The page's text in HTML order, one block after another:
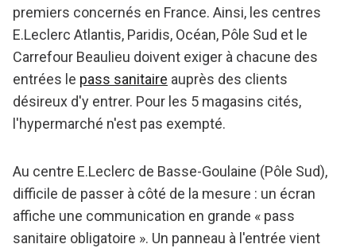
premiers concernés en France. Ainsi, les centres
E.Leclerc Atlantis, Paridis, Océan, Pôle Sud et le
Carrefour Beaulieu doivent exiger à chacune des
entrées le pass sanitaire auprès des clients
désireux d'y entrer. Pour les 5 magasins cités,
l'hypermarché n'est pas exempté.
Au centre E.Leclerc de Basse-Goulaine (Pôle Sud),
difficile de passer à côté de la mesure : un écran
affiche une communication en grande « pass
sanitaire obligatoire ». Un panneau à l'entrée vient